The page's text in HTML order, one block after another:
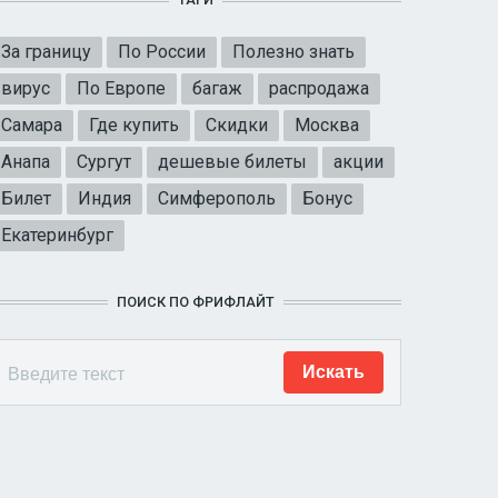
За границу По России
Полезно знать
вирус
По Европе багаж
распродажа
Самара
Где купить Скидки
Москва
Анапа
Сургут дешевые билеты
акции
Билет
Индия Симферополь
Бонус
Екатеринбург
ПОИСК ПО ФРИФЛАЙТ